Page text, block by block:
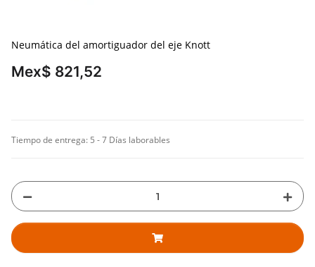
Neumática del amortiguador del eje Knott
Mex$ 821,52
Tiempo de entrega: 5 - 7 Días laborables